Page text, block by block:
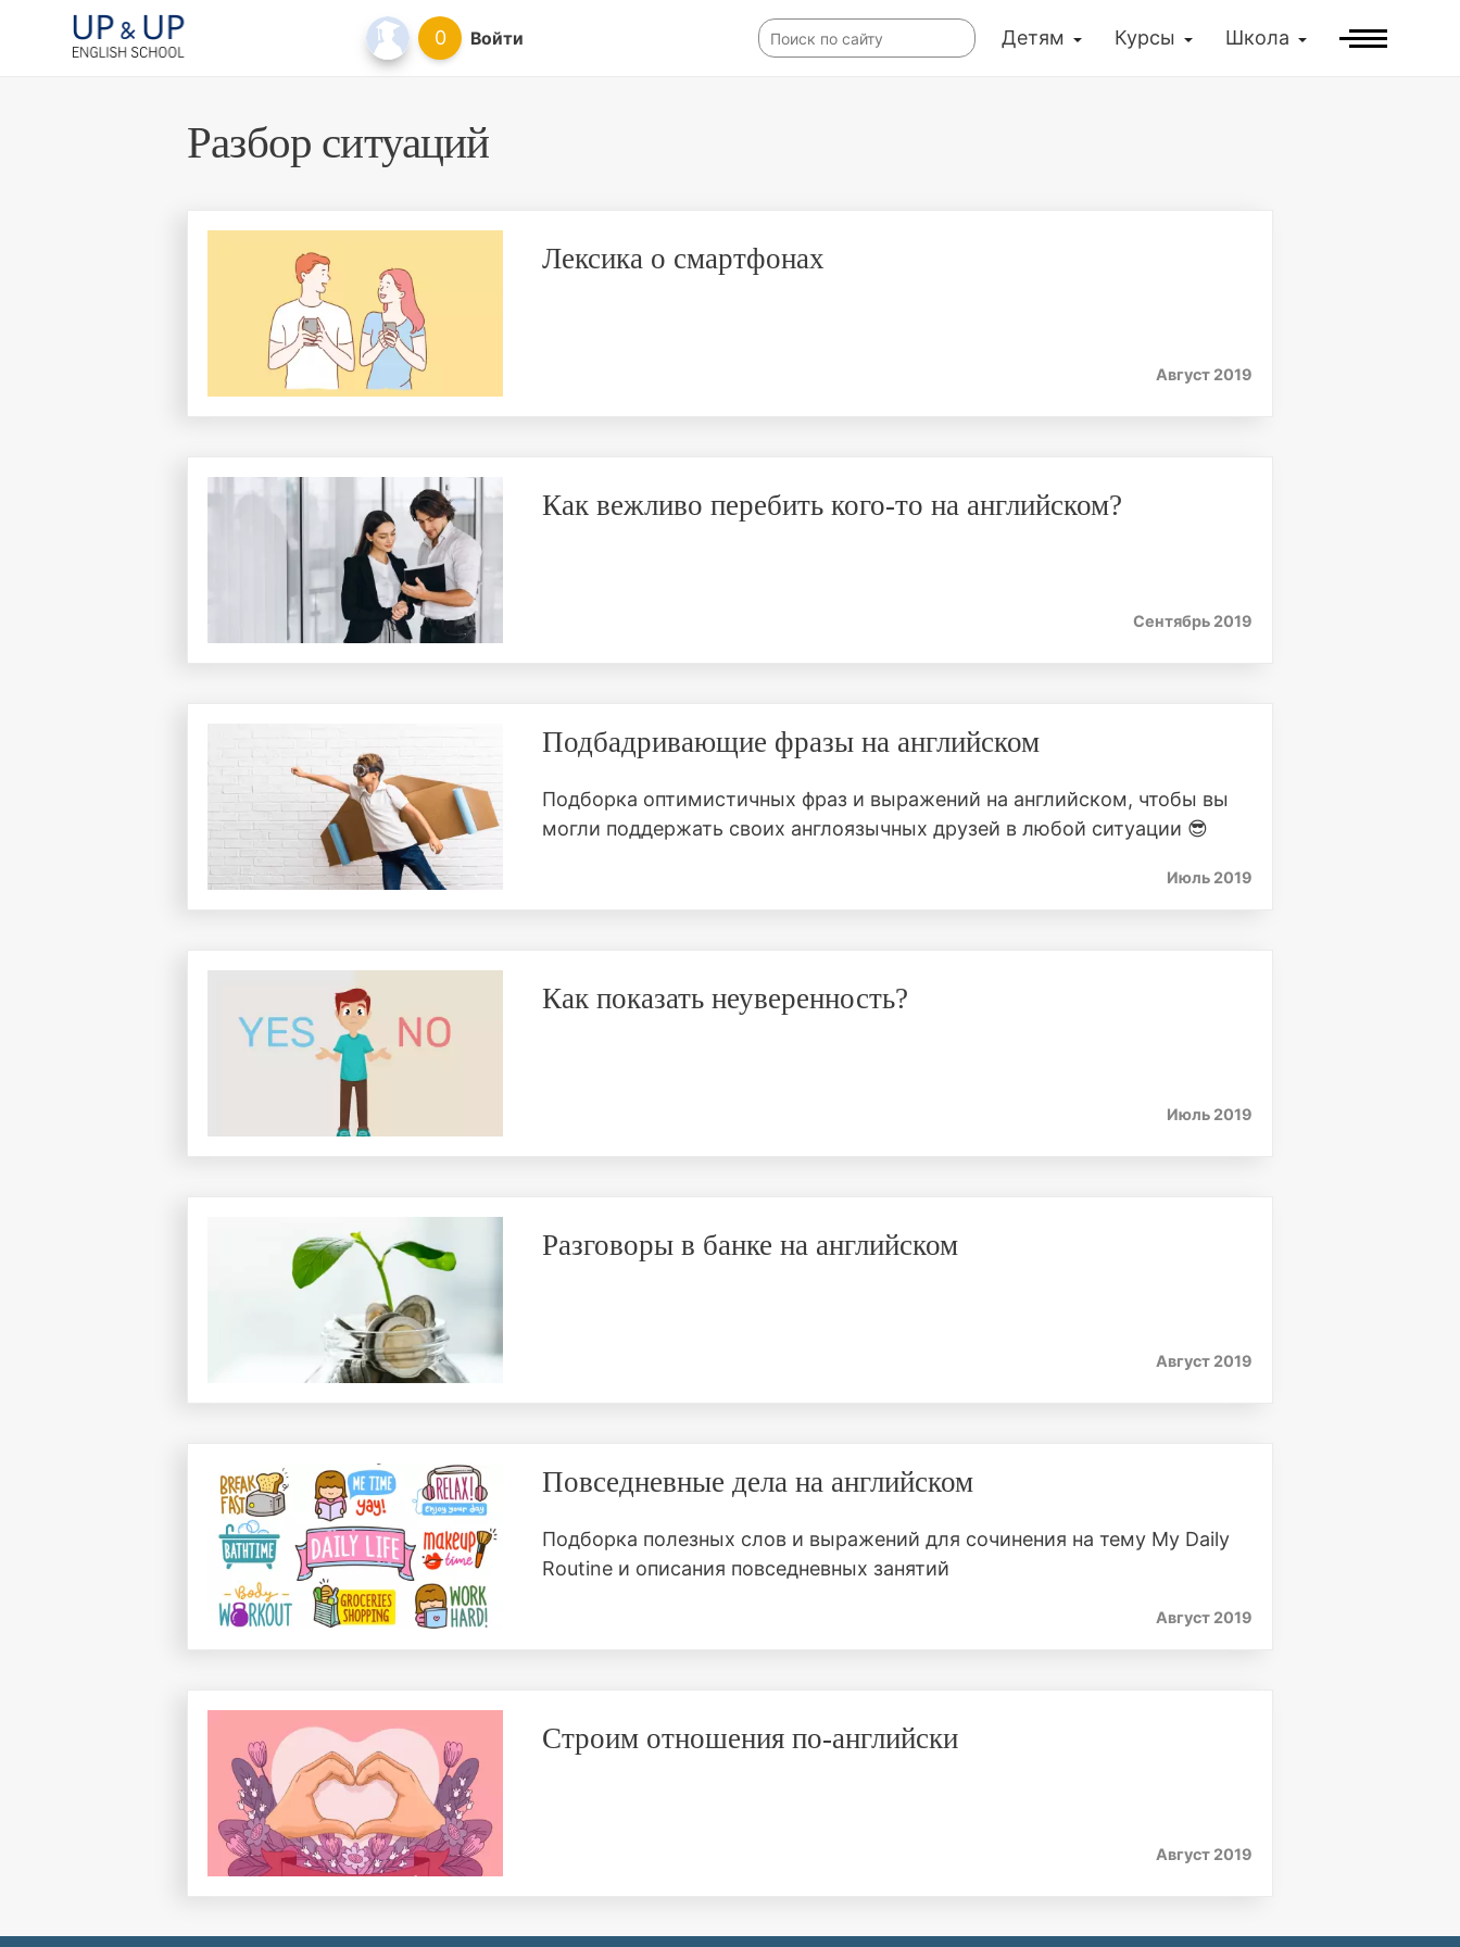
0 Войти Детям Курсы Школа
Разбор ситуаций
Лексика о смартфонах
Август 2019
Как вежливо перебить кого-то на английском?
Сентябрь 2019
Подбадривающие фразы на английском
Подборка оптимистичных фраз и выражений на английском, чтобы вы
могли поддержать своих англоязычных друзей в любой ситуации 😎
Июль 2019
Как показать неуверенность?
Июль 2019
Разговоры в банке на английском
Август 2019
Повседневные дела на английском
Подборка полезных слов и выражений для сочинения на тему My Daily
Routine и описания повседневных занятий
Август 2019
Строим отношения по-английски
Август 2019